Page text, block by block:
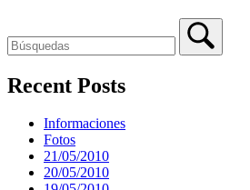
Recent Posts
Informaciones
Fotos
21/05/2010
20/05/2010